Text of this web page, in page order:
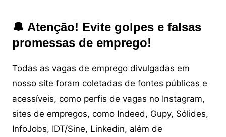
🔔 Atenção! Evite golpes e falsas
promessas de emprego!
Todas as vagas de emprego divulgadas em
nosso site foram coletadas de fontes públicas e
acessíveis, como perfis de vagas no Instagram,
sites de empregos, como Indeed, Gupy, Sólides,
InfoJobs, IDT/Sine, Linkedin, além de